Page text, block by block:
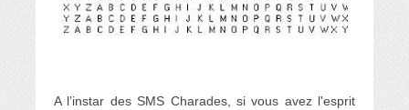
A l’instar des SMS Charades, si vous avez l'esprit